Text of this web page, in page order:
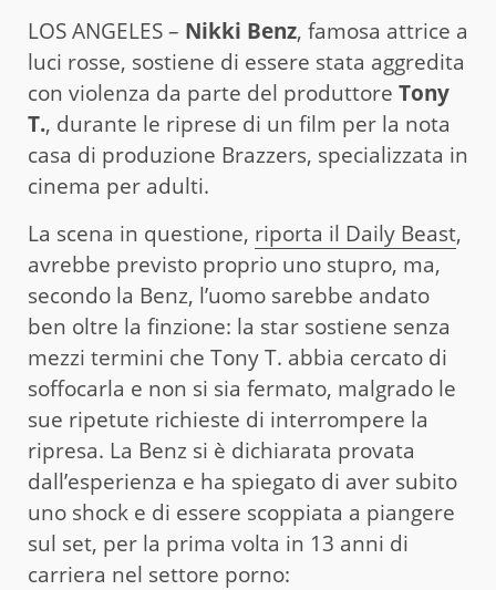
LOS ANGELES – Nikki Benz, famosa attrice a
luci rosse, sostiene di essere stata aggredita
con violenza da parte del produttore Tony
T., durante le riprese di un film per la nota
casa di produzione Brazzers, specializzata in
cinema per adulti.
La scena in questione, riporta il Daily Beast,
avrebbe previsto proprio uno stupro, ma,
secondo la Benz, l’uomo sarebbe andato
ben oltre la finzione: la star sostiene senza
mezzi termini che Tony T. abbia cercato di
soffocarla e non si sia fermato, malgrado le
sue ripetute richieste di interrompere la
ripresa. La Benz si è dichiarata provata
dall’esperienza e ha spiegato di aver subito
uno shock e di essere scoppiata a piangere
sul set, per la prima volta in 13 anni di
carriera nel settore porno: